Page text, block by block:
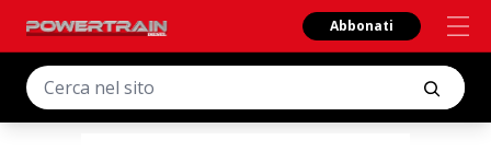
Abbonati